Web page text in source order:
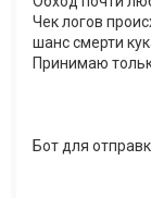
Чек логов
шанс смерти
Принимаю
Бот для